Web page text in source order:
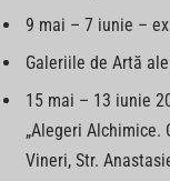
9 mai – 7 iunie –
Galeriile de Artă
15 mai – 13 iunie
„Alegeri Alchimice.
Vineri, Str.